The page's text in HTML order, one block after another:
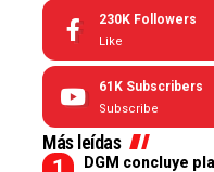
230K Followers
Like
61K Subscribers
Subscribe
Más leídas
DGM concluye